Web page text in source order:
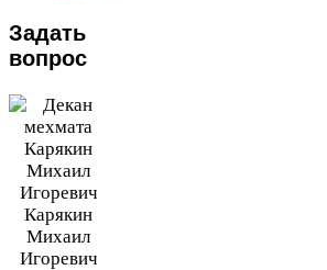
Задать
вопрос
Карякин
Михаил
Игоревич